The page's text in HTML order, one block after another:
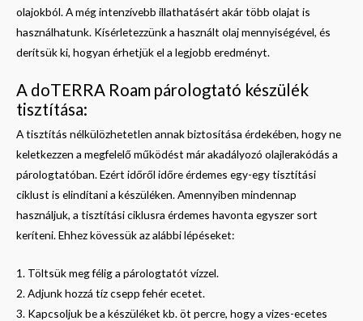
olajokból. A még intenzívebb illathatásért akár több olajat is
használhatunk. Kísérletezzünk a használt olaj mennyiségével, és
derítsük ki, hogyan érhetjük el a legjobb eredményt.
A doTERRA Roam párologtató készülék
tisztítása:
A tisztítás nélkülözhetetlen annak biztosítása érdekében, hogy ne
keletkezzen a megfelelő működést már akadályozó olajlerakódás a
párologtatóban. Ezért időről időre érdemes egy-egy tisztítási
ciklust is elindítani a készüléken. Amennyiben mindennap
használjuk, a tisztítási ciklusra érdemes havonta egyszer sort
keríteni. Ehhez kövessük az alábbi lépéseket:
1. Töltsük meg félig a párologtatót vízzel.
2. Adjunk hozzá tíz csepp fehér ecetet.
3. Kapcsoljuk be a készüléket kb. öt percre, hogy a vizes-ecetes